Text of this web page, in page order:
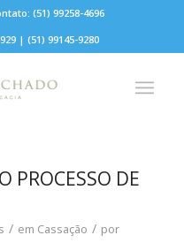
(51) 99258-4696
|(51) 99145-9280
PROCESSO DE
/ em Cassação / por